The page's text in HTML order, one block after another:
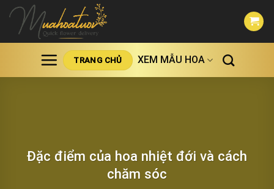
Skip
content
TRANG CHỦ XEM MẪU HOA
Đặc điểm của hoa nhiệt đới và cách
chăm sóc